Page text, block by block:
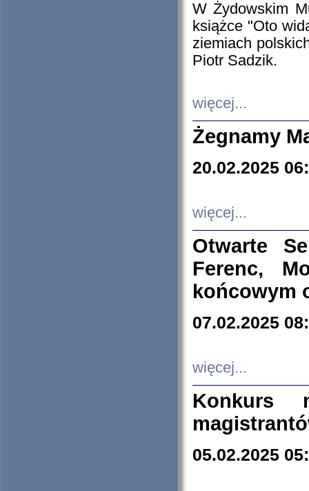
W Żydowskim
książce "Oto
ziemiach
Piotr Sadzik.
więcej...
Żegnamy
20.02.2025
więcej...
Otwarte
Ferenc,
końcowym
07.02.2025
więcej...
Konkurs
05.02.2025